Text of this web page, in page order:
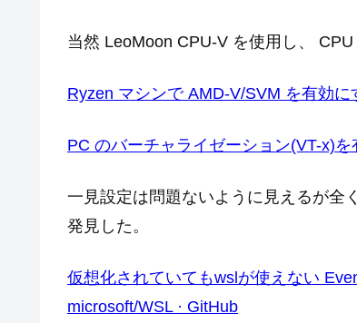
当然 LeoMoon CPU-V を使用し、
Ryzen マシンで AMD-V/SVM を有効
PC のバーチャライゼーション(VT-x)
一見設定は問題ないように見えるが全
発見した。
仮想化されていてもwslが使えない
microsoft/WSL · GitHub